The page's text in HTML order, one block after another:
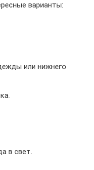
варианты:
или нижнего
в свет.